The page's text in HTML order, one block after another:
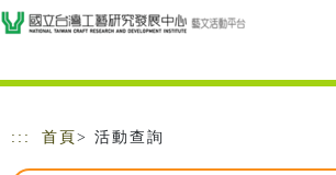
跳到主要內容
網站導覽
::: 首頁 > 活動查詢